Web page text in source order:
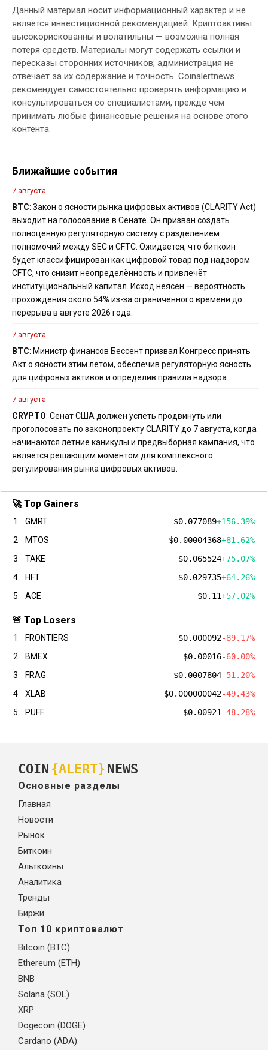
Данный материал носит информационный характер и не
является инвестиционной рекомендацией. Криптоактивы
высокорискованны и волатильны — возможна полная
потеря средств. Материалы могут содержать ссылки и
пересказы сторонних источников; администрация не
отвечает за их содержание и точность. Coinalertnews
рекомендует самостоятельно проверять информацию и
консультироваться со специалистами, прежде чем
принимать любые финансовые решения на основе этого
контента.
Ближайшие события
7 августа
BTC: Закон о ясности рынка цифровых активов (CLARITY Act)
выходит на голосование в Сенате. Он призван создать
полноценную регуляторную систему с разделением
полномочий между SEC и CFTC. Ожидается, что биткоин
будет классифицирован как цифровой товар под надзором
CFTC, что снизит неопределённость и привлечёт
институциональный капитал. Исход неясен — вероятность
прохождения около 54% из-за ограниченного времени до
перерыва в августе 2026 года.
7 августа
BTC: Министр финансов Бессент призвал Конгресс принять
Акт о ясности этим летом, обеспечив регуляторную ясность
для цифровых активов и определив правила надзора.
7 августа
CRYPTO: Сенат США должен успеть продвинуть или
проголосовать по законопроекту CLARITY до 7 августа, когда
начинаются летние каникулы и предвыборная кампания, что
является решающим моментом для комплексного
регулирования рынка цифровых активов.
🚀 Top Gainers
1 GMRT $0.077089+156.39%
2
MTOS $0.00004368+81.62%
3
TAKE $0.065524+75.07%
4
HFT $0.029735+64.26%
5
ACE $0.11+57.02%
🚨 Top Losers
1 FRONTIERS $0.000092-89.17%
2
BMEX $0.00016-60.00%
3
FRAG $0.0007804-51.20%
4
XLAB $0.000000042-49.43%
5
PUFF $0.00921 -48.28%
COIN {ALERT} NEWS
Основные разделы
Главная
Новости
Рынок
Биткоин
Альткоины
Аналитика
Тренды
Биржи
Топ 10 криптовалют
Bitcoin (BTC)
Ethereum (ETH)
BNB
Solana (SOL)
XRP
Dogecoin (DOGE)
Cardano (ADA)